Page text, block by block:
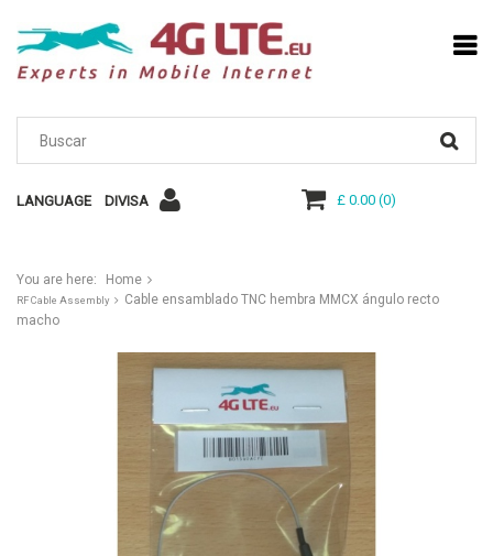
LANGUAGE DIVISA £ 0.00(0)
You are here: Home
RF Cable Assembly
Cable ensamblado TNC hembra MMCX ángulo recto
macho